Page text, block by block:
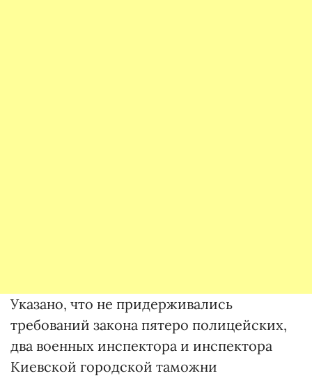
Указано, что не придерживались
требований закона пятеро полицейских,
два военных инспектора и инспектора
Киевской городской таможни